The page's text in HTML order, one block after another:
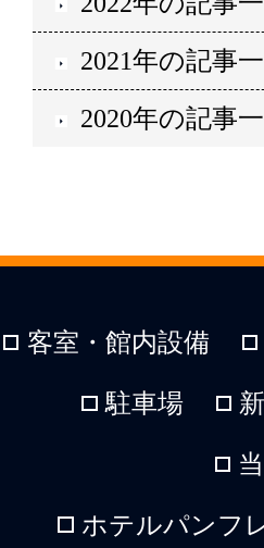
2021年の記事
2020年の記事
客室・館内設備
駐車場
ホテルパンフ